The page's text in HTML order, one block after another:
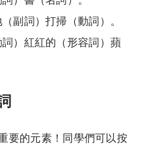
副詞）打掃（動詞）。
）紅紅的（形容詞）蘋
要的元素！同學們可以按